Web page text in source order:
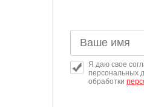
Я даю свое
персональных
обработки